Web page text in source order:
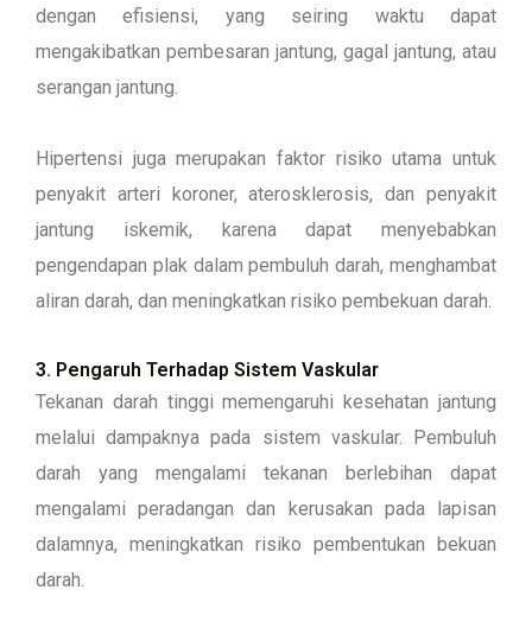
dengan efisiensi, yang seiring waktu dapat
mengakibatkan pembesaran jantung, gagal jantung, atau
serangan jantung.
Hipertensi juga merupakan faktor risiko utama untuk
penyakit arteri koroner, aterosklerosis, dan penyakit
jantung iskemik, karena dapat menyebabkan
pengendapan plak dalam pembuluh darah, menghambat
aliran darah, dan meningkatkan risiko pembekuan darah.
3. Pengaruh Terhadap Sistem Vaskular
Tekanan darah tinggi memengaruhi kesehatan jantung
melalui dampaknya pada sistem vaskular. Pembuluh
darah yang mengalami tekanan berlebihan dapat
mengalami peradangan dan kerusakan pada lapisan
dalamnya, meningkatkan risiko pembentukan bekuan
darah.